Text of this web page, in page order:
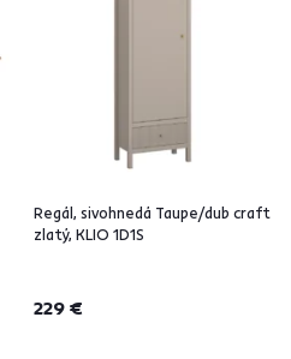
Regál, sivohnedá Taupe/dub craft
zlatý, KLIO 1D1S
229 €